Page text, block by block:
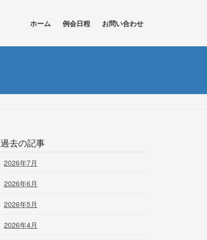
ホーム 例会日程 お問い合わせ
過去の記事
2026年7月
2026年6月
2026年5月
2026年4月